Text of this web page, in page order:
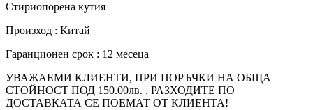
Стириопорена кутия
Произход : Китай
Гаранционен срок : 12 месеца
УВАЖАЕМИ КЛИЕНТИ, ПРИ ПОРЪЧКИ НА ОБЩА
СТОЙНОСТ ПОД 150.00лв. , РАЗХОДИТЕ ПО
ДОСТАВКАТА СЕ ПОЕМАТ ОТ КЛИЕНТА!